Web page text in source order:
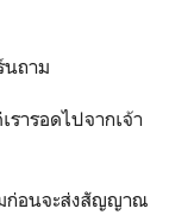
นถาม
ารอดไปจากเจ้า
มก่อนจะส่งสัญญาณ